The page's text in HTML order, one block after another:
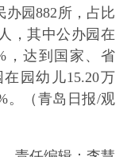
园882所，占比
，其中公办园在
，达到国家、省
园幼儿15.20万
。（ 青岛日报/观